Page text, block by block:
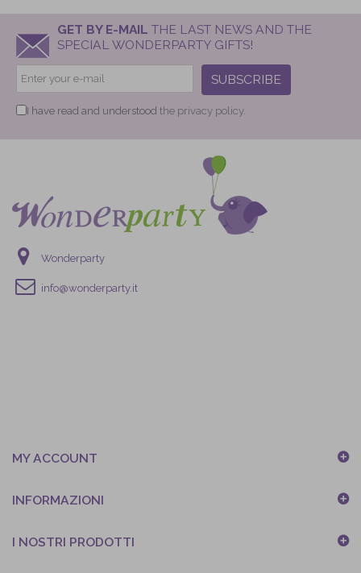
GET BY E-MAIL THE LAST NEWS AND THE
SPECIAL WONDERPARTY GIFTS!
SUBSCRIBE
I have read and understood the privacy policy.
Wonderparty
info@wonderparty.it
MY ACCOUNT
INFORMAZIONI
I NOSTRI PRODOTTI